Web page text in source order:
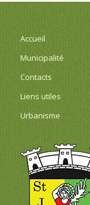
Accueil
Municipalité
Contacts
Liens utiles
Urbanisme